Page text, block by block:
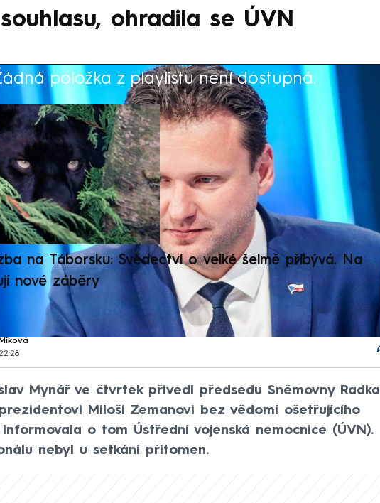
ohradila se ÚVN
položka z playlistu není dostupná.
na Táborsku: Svědectví o velké šelmě přibývá. Na
nové záběry
Mynář ve čtvrtek přivedl předsedu Sněmovny Radka
Miloši Zemanovi bez vědomí ošetřujícího
Informovala o tom Ústřední vojenská nemocnice (ÚVN).
nebyl u setkání přítomen.